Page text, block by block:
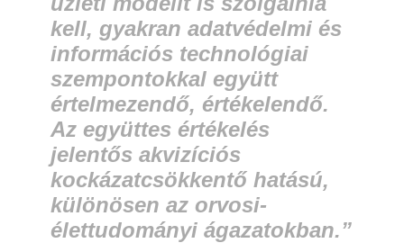
kell, gyakran adatvédelmi és
információs technológiai
szempontokkal együtt
értelmezendő, értékelendő.
Az együttes értékelés
jelentős akvizíciós
kockázatcsökkentő hatású,
különösen az orvosi-
élettudományi ágazatokban.”